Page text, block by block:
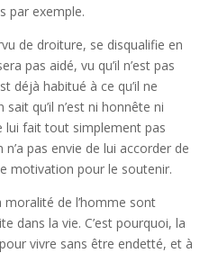
par exemple.
de droiture, se disqualifie en
pas aidé, vu qu’il n’est pas
déjà habitué à ce qu’il ne
qu’il n’est ni honnête ni
lui fait tout simplement pas
pas envie de lui accorder de
motivation pour le soutenir.
moralité de l’homme sont
dans la vie. C’est pourquoi, la
vivre sans être endetté, et à